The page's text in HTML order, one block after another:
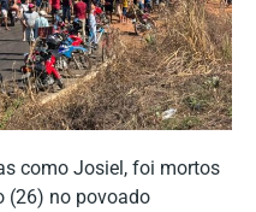
como Josiel, foi mortos
(26) no povoado